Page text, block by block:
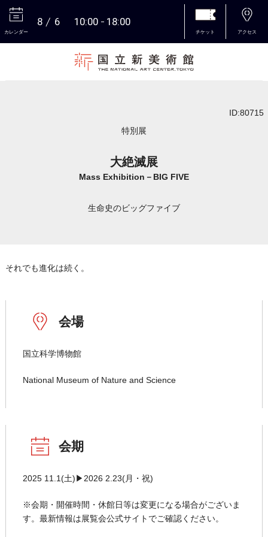
カレンダー
8 6 10:00 18:00
チケット アクセス
ID:80715
特別展
大絶滅展
Mass Exhibition－BIG FIVE
生命史のビッグファイブ
それでも進化は続く。
会場
国立科学博物館
National Museum of Nature and Science
会期
2025 11.1(土)▶2026 2.23(月・祝)
※会期・開催時間・休館日等は変更になる場合がございま
す。最新情報は展覧会公式サイトでご確認ください。